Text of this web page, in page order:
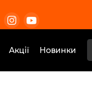
Акції Новинки